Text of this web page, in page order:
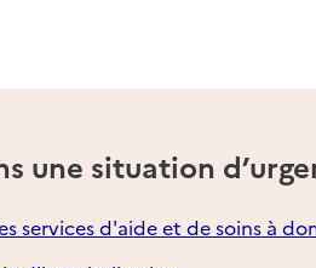
une situation
services d'aide et de soins à